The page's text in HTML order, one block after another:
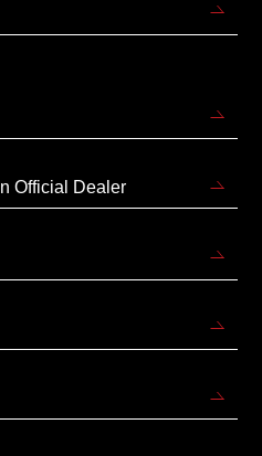
Official Dealer